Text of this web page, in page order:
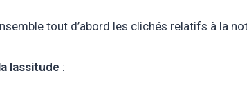
tout d’abord les clichés relatifs à la
lassitude :